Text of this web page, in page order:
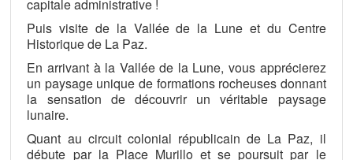
capitale administrative !
Puis visite de la Vallée de la Lune et du Centre
Historique de La Paz.
En arrivant à la Vallée de la Lune, vous apprécierez
un paysage unique de formations rocheuses donnant
la sensation de découvrir un véritable paysage
lunaire.
Quant au circuit colonial républicain de La Paz, il
débute par la Place Murillo et se poursuit par le